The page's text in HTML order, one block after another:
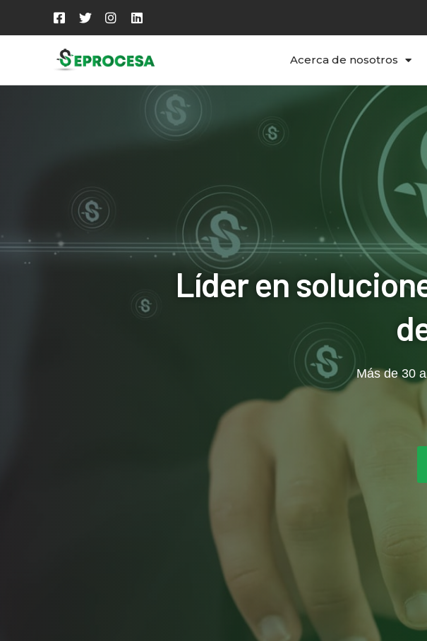
Acerca de nosotros
Líder en
Más de 30